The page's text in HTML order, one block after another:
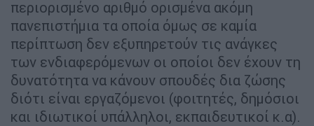
περιορισμένο αριθμό ορισμένα ακόμη
πανεπιστήμια τα οποία όμως σε καμία
περίπτωση δεν εξυπηρετούν τις ανάγκες
των ενδιαφερόμενων οι οποίοι δεν έχουν τη
δυνατότητα να κάνουν σπουδές δια ζώσης
διότι είναι εργαζόμενοι (φοιτητές, δημόσιοι
και ιδιωτικοί υπάλληλοι, εκπαιδευτικοί κ.α).